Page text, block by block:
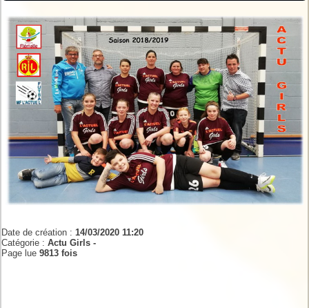
Date de création : 14/03/2020 11:20
Catégorie :Actu Girls -
Page lue9813 fois